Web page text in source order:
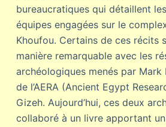
bureaucratiques qui détaillent
équipes engagées sur le
Khoufou. Certains de ces récits
manière remarquable avec les
archéologiques menés par Mark
de l’AERA (Ancient Egypt
Gizeh. Aujourd’hui, ces deux
collaboré à un livre apportant